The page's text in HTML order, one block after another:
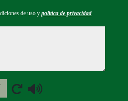
de uso y política de privacidad